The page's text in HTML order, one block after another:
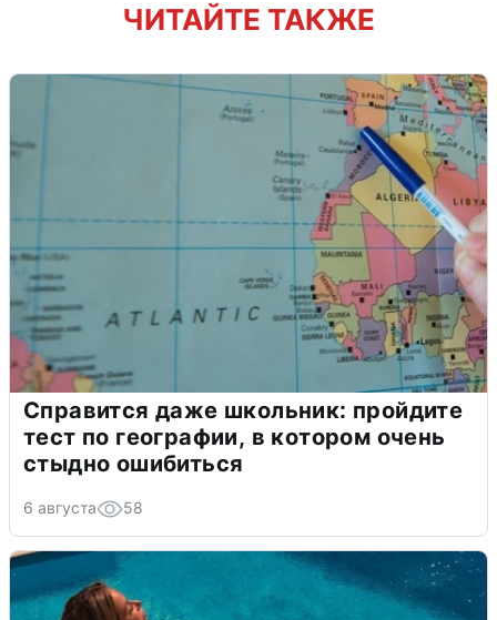
ЧИТАЙТЕ ТАКЖЕ
Справится даже школьник: пройдите
тест по географии, в котором очень
стыдно ошибиться
6 августа 58